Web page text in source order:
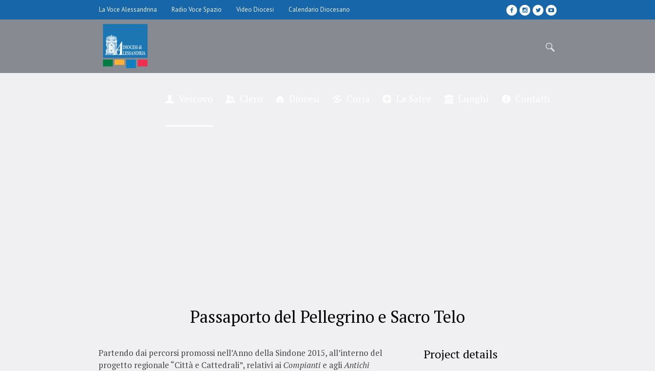
La Voce Alessandrina Radio Voce Spazio Video Diocesi Calendario Diocesano
Passaporto del Pellegrino e Sacro Telo
Partendo dai percorsi promossi nell’Anno della Sindone 2015, all’interno del
progetto regionale “Città e Cattedrali”, relativi ai Compianti e agliAntichi
Project details